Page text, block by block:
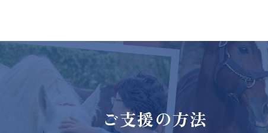
ご支援の方法